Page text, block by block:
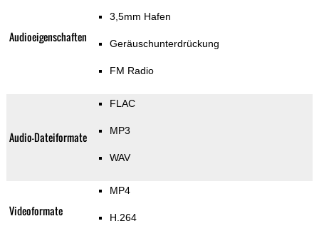
Audioeigenschaften
3,5mm Hafen
Geräuschunterdrückung
FM Radio
Audio-Dateiformate
FLAC
MP3
WAV
Videoformate
MP4
H.264